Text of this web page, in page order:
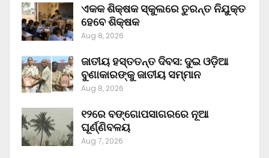
ଏକକ ଶିକ୍ଷକ ସ୍କୁଲରେ ତୁରନ୍ତ ନିଯୁକ୍ତ
ହେବେ ଶିକ୍ଷକ
Aug 8, 2026
ଜାତୀୟ ହସ୍ତତନ୍ତ ଦିବସ: ଦୁଇ ଓଡ଼ିଆ
ବୁଣାକାରଙ୍କୁ ଜାତୀୟ ସମ୍ମାନ
Aug 8, 2026
୧୨ରେ ବଙ୍ଗୋପସାଗରରେ ନୂଆ
ଘୂର୍ଣ୍ଣିବଳୟ
Aug 7, 2026